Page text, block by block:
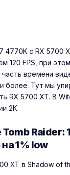
4770K с RX 5700
120 FPS, при
времени
более. Тут мы
RX 5700 XT. В
2K.
Raider:
1% low